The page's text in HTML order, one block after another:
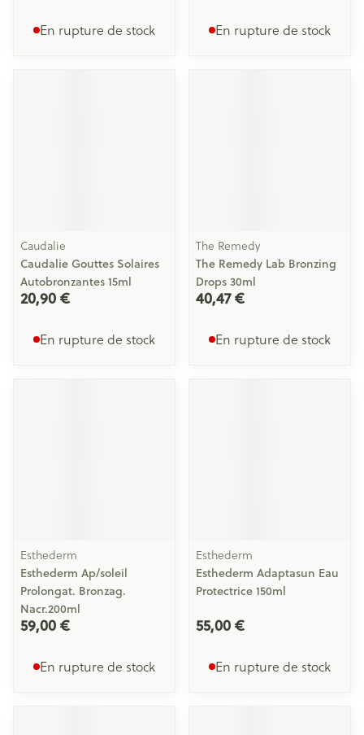
En rupture de stock En rupture de stock
Caudalie
Caudalie Gouttes Solaires
Autobronzantes 15ml
20,90 €
En rupture de stock
The Remedy
The Remedy Lab Bronzing
Drops 30ml
40,47 €
En rupture de stock
Esthederm
Esthederm Ap/soleil
Prolongat. Bronzag.
Nacr.200ml
59,00 €
En rupture de stock
Esthederm
Esthederm Adaptasun Eau
Protectrice 150ml
55,00 €
En rupture de stock